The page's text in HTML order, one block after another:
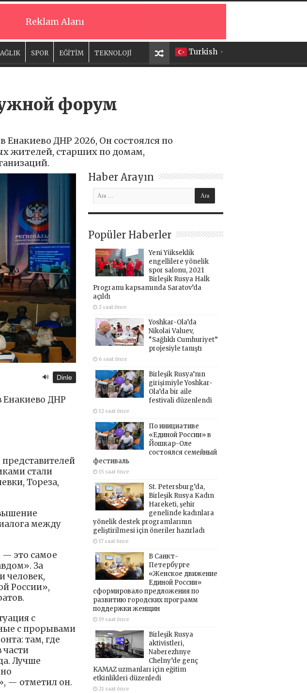
Reklam Alanı
Turkish ▼
SPOR EĞİTİM TEKNOLOJİ
форум
ДНР 2026, Он состоялся по
жителей, старших по домам,
🔊 Dinle
Енакиево ДНР
стали
Тореза,
между
— это самое
За
человек,
России»,
с
с прорывами
там, где
части
Лучше
— отметил он.
Haber Arayın
Popüler Haberler
Yeni Yükseklik
engellilere yönelik
spor salonu, 2021
Birleşik Rusya Halk
Programı kapsamında Saratov’da
açıldı
2 saat önce
Yoshkar-Ola’da
Nikolai Valuev,
“Sağlıklı Cumhuriyet”
projesiyle tanıştı
6 saat önce
Birleşik Rusya’nın
girişimiyle Yoshkar-
Ola’da bir aile
festivali düzenlendi
12 saat önce
По инициативе
«Единой России» в
Йошкар-Оле
состоялся семейный
фестиваль
15 saat önce
St. Petersburg’da,
Birleşik Rusya Kadın
Hareketi, şehir
genelinde kadınlara
yönelik destek programlarının
geliştirilmesi için öneriler hazırladı
17 saat önce
В Санкт-
Петербурге
«Женское движение
Единой России»
сформировало предложения по
развитию городских программ
поддержки женщин
19 saat önce
Birleşik Rusya
aktivistleri,
Naberezhnye
Chelny’de genç
KAMAZ uzmanları için eğitim
etkinlikleri düzenledi
21 saat önce